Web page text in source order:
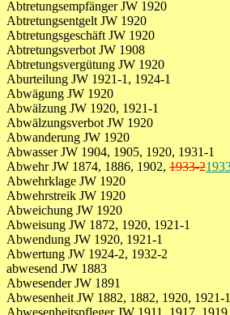
Abtretungsempfänger JW 1920
Abtretungsentgelt JW 1920
Abtretungsgeschäft JW 1920
Abtretungsverbot JW 1908
Abtretungsvergütung JW 1920
Aburteilung JW 1921-1, 1924-1
Abwägung JW 1920
Abwälzung JW 1920, 1921-1
Abwälzungsverbot JW 1920
Abwanderung JW 1920
Abwasser JW 1904, 1905, 1920, 1931-1
Abwehr JW 1874, 1886, 1902, 1933-2
Abwehrklage JW 1920
Abwehrstreik JW 1920
Abweichung JW 1920
Abweisung JW 1872, 1920, 1921-1
Abwendung JW 1920, 1921-1
Abwertung JW 1924-2, 1932-2
abwesend JW 1883
Abwesender JW 1891
Abwesenheit JW 1882, 1882, 1920, 1921-1
Abwesenheitspfleger JW 1911, 1917,